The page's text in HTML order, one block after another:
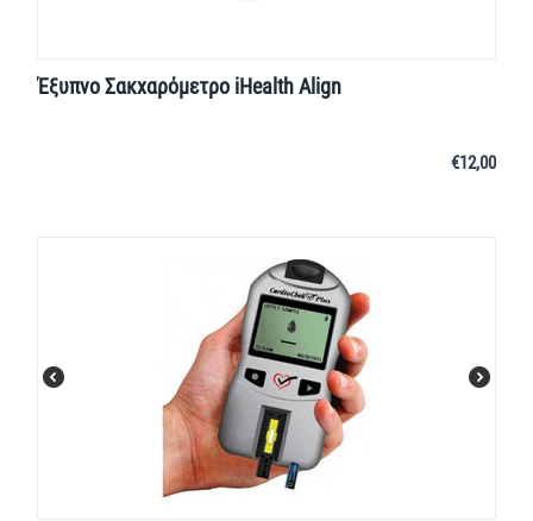
Έξυπνο Σακχαρόμετρο iHealth Align
€12,00